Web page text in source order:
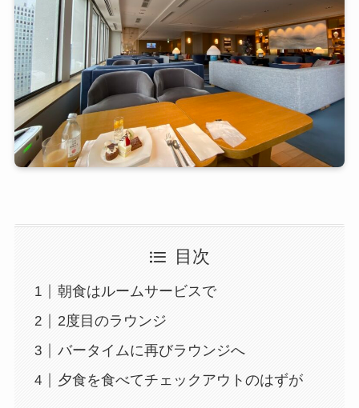
目次
朝食はルームサービスで
2度目のラウンジ
バータイムに再びラウンジへ
夕食を食べてチェックアウトのはずが